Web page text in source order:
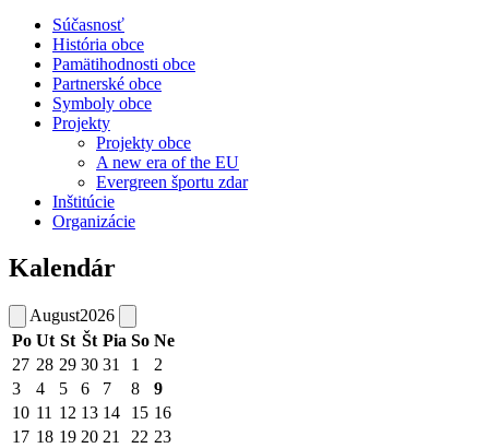
Súčasnosť
História obce
Pamätihodnosti obce
Partnerské obce
Symboly obce
Projekty
Projekty obce
A new era of the EU
Evergreen športu zdar
Inštitúcie
Organizácie
Kalendár
August2026
Po Ut St Št Pia So Ne
27 28 29 30 31 1
2
3
4 5 6 7 8
9
10 11 12 13 14 15 16
17 18 19 20 21 22 23